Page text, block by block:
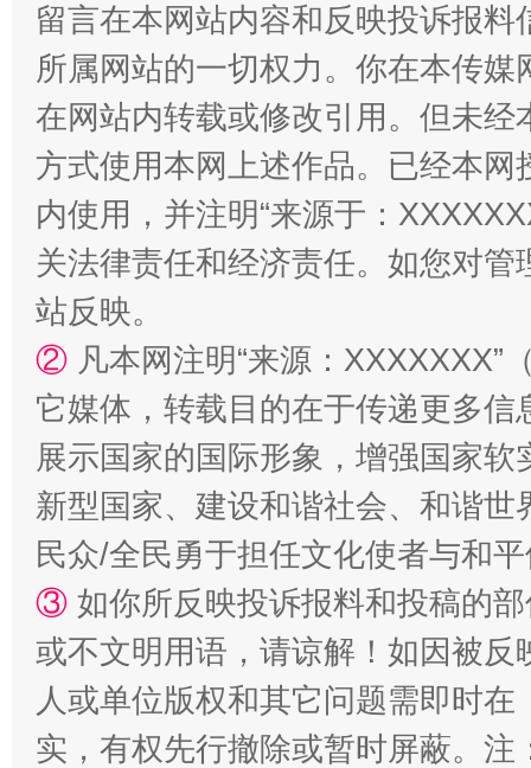
阿坝州三大球赛在茂县开幕 规模
留言在本网站内容和反映投诉报
所属网站的一切权力。你在本传
在网站内转载或修改引用。但未
方式使用本网上述作品。已经本
内使用，并注明“来源于：
关法律责任和经济责任。如您对
站反映。
② 凡本网注明“来源：
它媒体，转载目的在于传递更多
展示国家的国际形象，增强国家
新型国家、建设和谐社会、和谐
民众/全民勇于担任文化使者与和
③ 如你所反映投诉报料和投稿的
或不文明用语，请谅解！如因被
人或单位版权和其它问题需即时在
实，有权先行撤除或暂时屏蔽。